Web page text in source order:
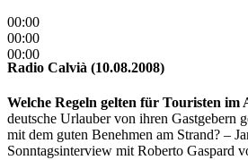
00:00
00:00
00:00
Radio Calvià (10.08.2008)
Welche Regeln gelten für Touristen im
deutsche Urlauber von ihren Gastgebern
mit dem guten Benehmen am Strand? –
Sonntagsinterview mit Roberto Gaspard